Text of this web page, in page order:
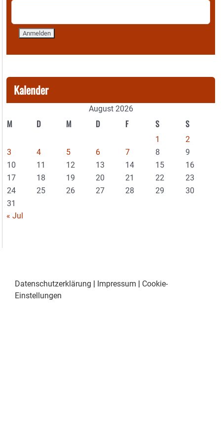
Kalender
August 2026
M D M D F S S
1
2
3
4 5 6 7 8
9
10
11 12 13 14 15
16
17
18 19 20 21 22
23
24
25 26 27 28 29
30
31
« Jul
Datenschutzerklärung Impressum
Cookie-
Einstellungen